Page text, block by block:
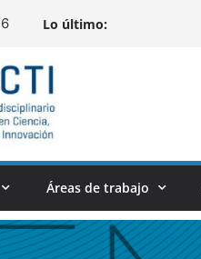
Lo último:
Áreas de trabajo